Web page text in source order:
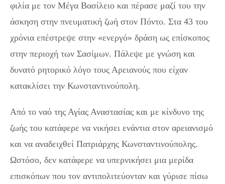
φιλία με τον Μέγα Βασίλειο και πέρασε μαζί του την
άσκηση στην πνευματική ζωή στον Πόντο. Στα 43 του
χρόνια επέστρεψε στην «ενεργό» δράση ως επίσκοπος
στην περιοχή των Σασίμων. Πάλεψε με γνώση και
δυνατό ρητορικό λόγο τους Αρειανούς που είχαν
κατακλίσει την Κωνσταντινούπολη.
Από το ναό της Αγίας Αναστασίας και με κίνδυνο της
ζωής του κατάφερε να νικήσει ενάντια στον αρειανισμό
και να αναδειχθεί Πατριάρχης Κωνσταντινούπολης.
Ωστόσο, δεν κατάφερε να υπερνικήσει μια μερίδα
επισκόπων που τον αντιπολιτεύονταν και γύρισε πίσω